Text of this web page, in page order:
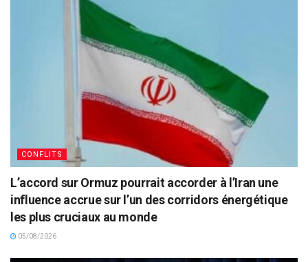
CONFLITS
L’accord sur Ormuz pourrait accorder à l’Iran une
influence accrue sur l’un des corridors énergétique
les plus cruciaux au monde
05/08/2026